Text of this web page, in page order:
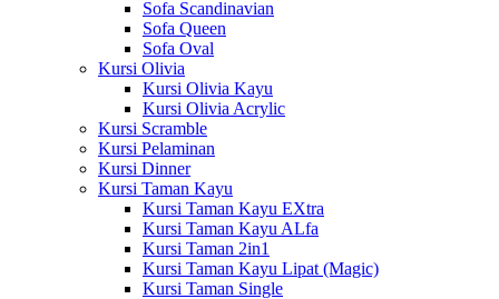
Sofa Scandinavian
Sofa Queen
Sofa Oval
Kursi Olivia
Kursi Olivia Kayu
Kursi Olivia Acrylic
Kursi Scramble
Kursi Pelaminan
Kursi Dinner
Kursi Taman Kayu
Kursi Taman Kayu EXtra
Kursi Taman Kayu ALfa
Kursi Taman 2in1
Kursi Taman Kayu Lipat (Magic)
Kursi Taman Single